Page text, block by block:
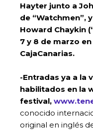
Hayter junto a
de “Watchmen”,
Howard Chaykin
7 y 8 de marzo
CajaCanarias.
-Entradas ya a la
habilitados en la
festival,
conocido
original en inglés